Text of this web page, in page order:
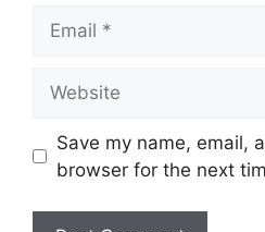
Save my name, email,
browser for the next